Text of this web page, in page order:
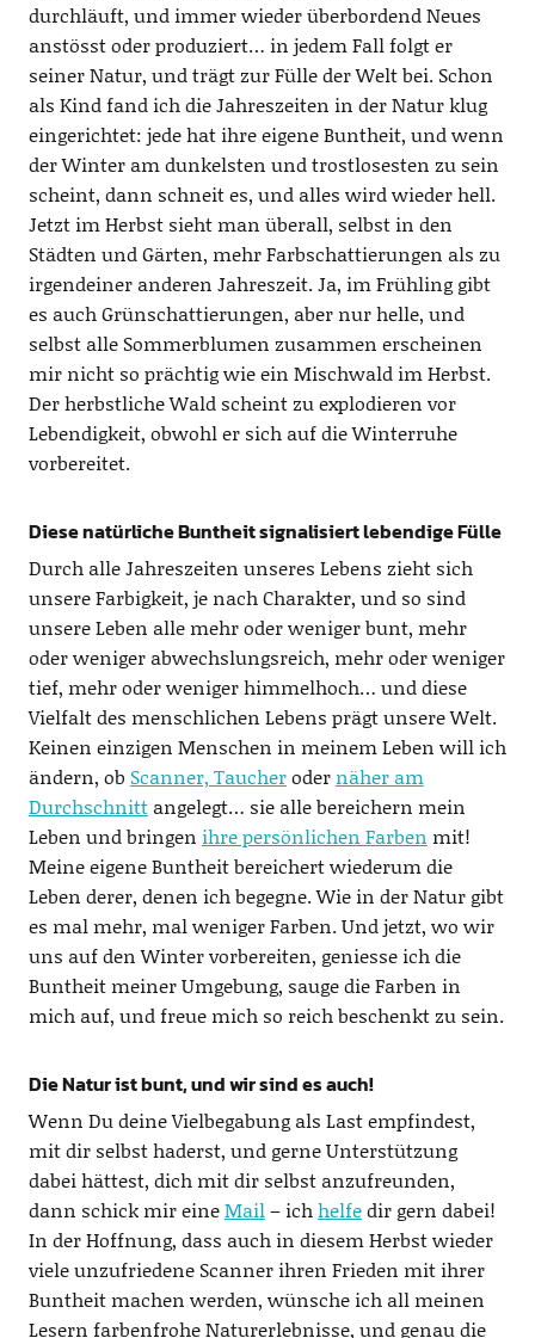
durchläuft, und immer wieder überbordend Neues
anstösst oder produziert… in jedem Fall folgt er
seiner Natur, und trägt zur Fülle der Welt bei. Schon
als Kind fand ich die Jahreszeiten in der Natur klug
eingerichtet: jede hat ihre eigene Buntheit, und wenn
der Winter am dunkelsten und trostlosesten zu sein
scheint, dann schneit es, und alles wird wieder hell.
Jetzt im Herbst sieht man überall, selbst in den
Städten und Gärten, mehr Farbschattierungen als zu
irgendeiner anderen Jahreszeit. Ja, im Frühling gibt
es auch Grünschattierungen, aber nur helle, und
selbst alle Sommerblumen zusammen erscheinen
mir nicht so prächtig wie ein Mischwald im Herbst.
Der herbstliche Wald scheint zu explodieren vor
Lebendigkeit, obwohl er sich auf die Winterruhe
vorbereitet.
Diese natürliche Buntheit signalisiert lebendige Fülle
Durch alle Jahreszeiten unseres Lebens zieht sich
unsere Farbigkeit, je nach Charakter, und so sind
unsere Leben alle mehr oder weniger bunt, mehr
oder weniger abwechslungsreich, mehr oder weniger
tief, mehr oder weniger himmelhoch… und diese
Vielfalt des menschlichen Lebens prägt unsere Welt.
Keinen einzigen Menschen in meinem Leben will ich
ändern, ob Scanner, Taucheroder näher am
Durchschnittangelegt… sie alle bereichern mein
Leben und bringen ihre persönlichen Farben mit!
Meine eigene Buntheit bereichert wiederum die
Leben derer, denen ich begegne. Wie in der Natur gibt
es mal mehr, mal weniger Farben. Und jetzt, wo wir
uns auf den Winter vorbereiten, geniesse ich die
Buntheit meiner Umgebung, sauge die Farben in
mich auf, und freue mich so reich beschenkt zu sein.
Die Natur ist bunt, und wir sind es auch!
Wenn Du deine Vielbegabung als Last empfindest,
mit dir selbst haderst, und gerne Unterstützung
dabei hättest, dich mit dir selbst anzufreunden,
dann schick mir eineMail– ichhelfedir gern dabei!
In der Hoffnung, dass auch in diesem Herbst wieder
viele unzufriedene Scanner ihren Frieden mit ihrer
Buntheit machen werden, wünsche ich all meinen
Lesern farbenfrohe Naturerlebnisse, und genau die